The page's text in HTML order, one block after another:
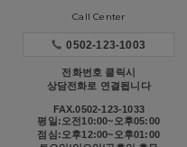
Call Center
0502-123-1003
전화번호 클릭시
상담전화로 연결됩니다
FAX.0502-123-1033
평일:오전10:00~오후05:00
점심:오후12:00~오후01:00